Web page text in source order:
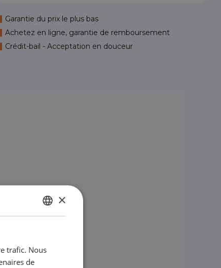
Garantie du prix le plus bas
Achetez en ligne, garantie de remboursement
Crédit-bail - Acceptation en douceur
NÉERLANDAIS
GERMAN
×
trafic. Nous
de